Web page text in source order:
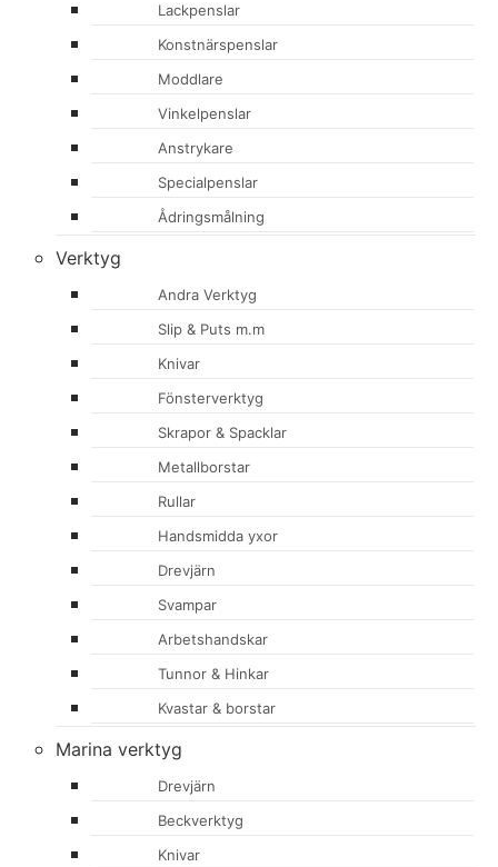
Lackpenslar
Konstnärspenslar
Moddlare
Vinkelpenslar
Anstrykare
Specialpenslar
Ådringsmålning
Verktyg
Andra Verktyg
Slip & Puts m.m
Knivar
Fönsterverktyg
Skrapor & Spacklar
Metallborstar
Rullar
Handsmidda yxor
Drevjärn
Svampar
Arbetshandskar
Tunnor & Hinkar
Kvastar & borstar
Marina verktyg
Drevjärn
Beckverktyg
Knivar